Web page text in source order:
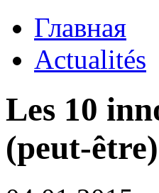
Главная
Actualités
Les 10
(peut-